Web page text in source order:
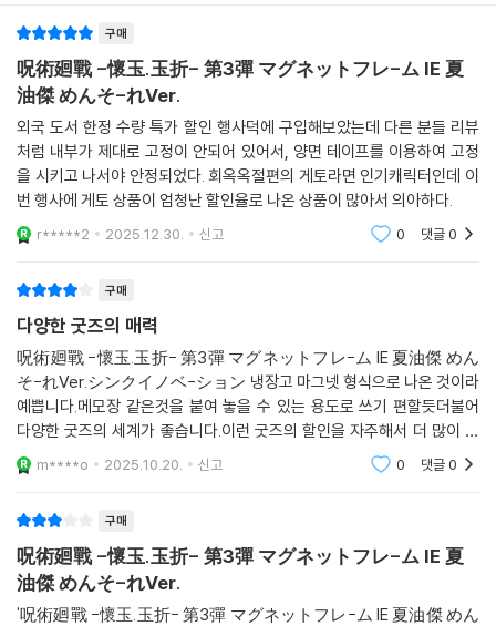
구매
呪術廻戰 -懷玉.玉折- 第3彈 マグネットフレ-ム IE 夏
油傑 めんそ-れVer.
외국 도서 한정 수량 특가 할인 행사덕에 구입해보았는데 다른 분들 리뷰
처럼 내부가 제대로 고정이 안되어 있어서, 양면 테이프를 이용하여 고정
을 시키고 나서야 안정되었다. 회옥옥절편의 게토라면 인기캐릭터인데 이
번 행사에 게토 상품이 엄청난 할인율로 나온 상품이 많아서 의아하다.
r*****2 2025.12.30. 신고 0 댓글0
구매
다양한 굿즈의 매력
呪術廻戰 -懷玉.玉折- 第3彈 マグネットフレ-ム IE 夏油傑 めん
そ-れVer.シンクイノベ-ション 냉장고 마그넷 형식으로 나온 것이라
예쁩니다.메모장 같은것을 붙여 놓을 수 있는 용도로 쓰기 편할듯더불어
다양한 굿즈의 세계가 좋습니다.이런 굿즈의 할인을 자주해서 더 많이 구
입할 수 있는 기회가 되길 바랍니다.당일 배송이라 기다리지 않고 빠르게
받아봐서 좋아요
m****o 2025.10.20. 신고 0 댓글0
구매
呪術廻戰 -懷玉.玉折- 第3彈 マグネットフレ-ム IE 夏
油傑 めんそ-れVer.
'呪術廻戰 -懷玉.玉折- 第3彈 マグネットフレ-ム IE 夏油傑 めん